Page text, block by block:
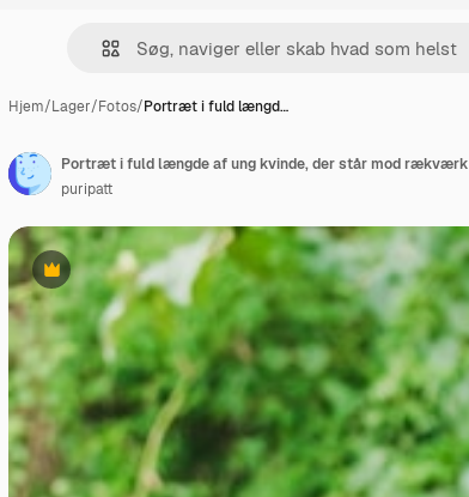
Hjem/Lager/Fotos/Portræt i fuld længd…
Præmie
Portræt i fuld længde af ung kvinde, der står mod rækværk
puripatt